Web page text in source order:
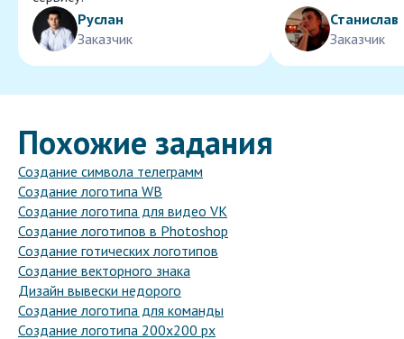
Руслан
Заказчик
Станислав
Заказчик
Похожие задания
Создание символа телеграмм
Создание логотипа WB
Создание логотипа для видео VK
Создание логотипов в Photoshop
Создание готических логотипов
Создание векторного знака
Дизайн вывески недорого
Создание логотипа для команды
Создание логотипа 200x200 px